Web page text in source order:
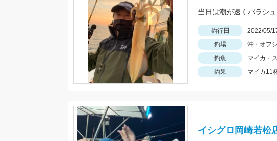
釣行日 2022/05/
釣場
沖・オフ
釣魚
マイカ・
釣果
マイカ11
イシグロ岡崎若松